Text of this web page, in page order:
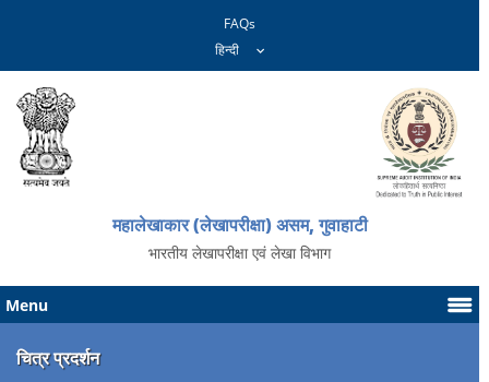
FAQs
महालेखाकार (लेखापरीक्षा) असम, गुवाहाटी
भारतीय लेखापरीक्षा एवं लेखा विभाग
Menu
चित्र प्रदर्शन